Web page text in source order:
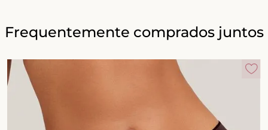
Frequentemente comprados juntos